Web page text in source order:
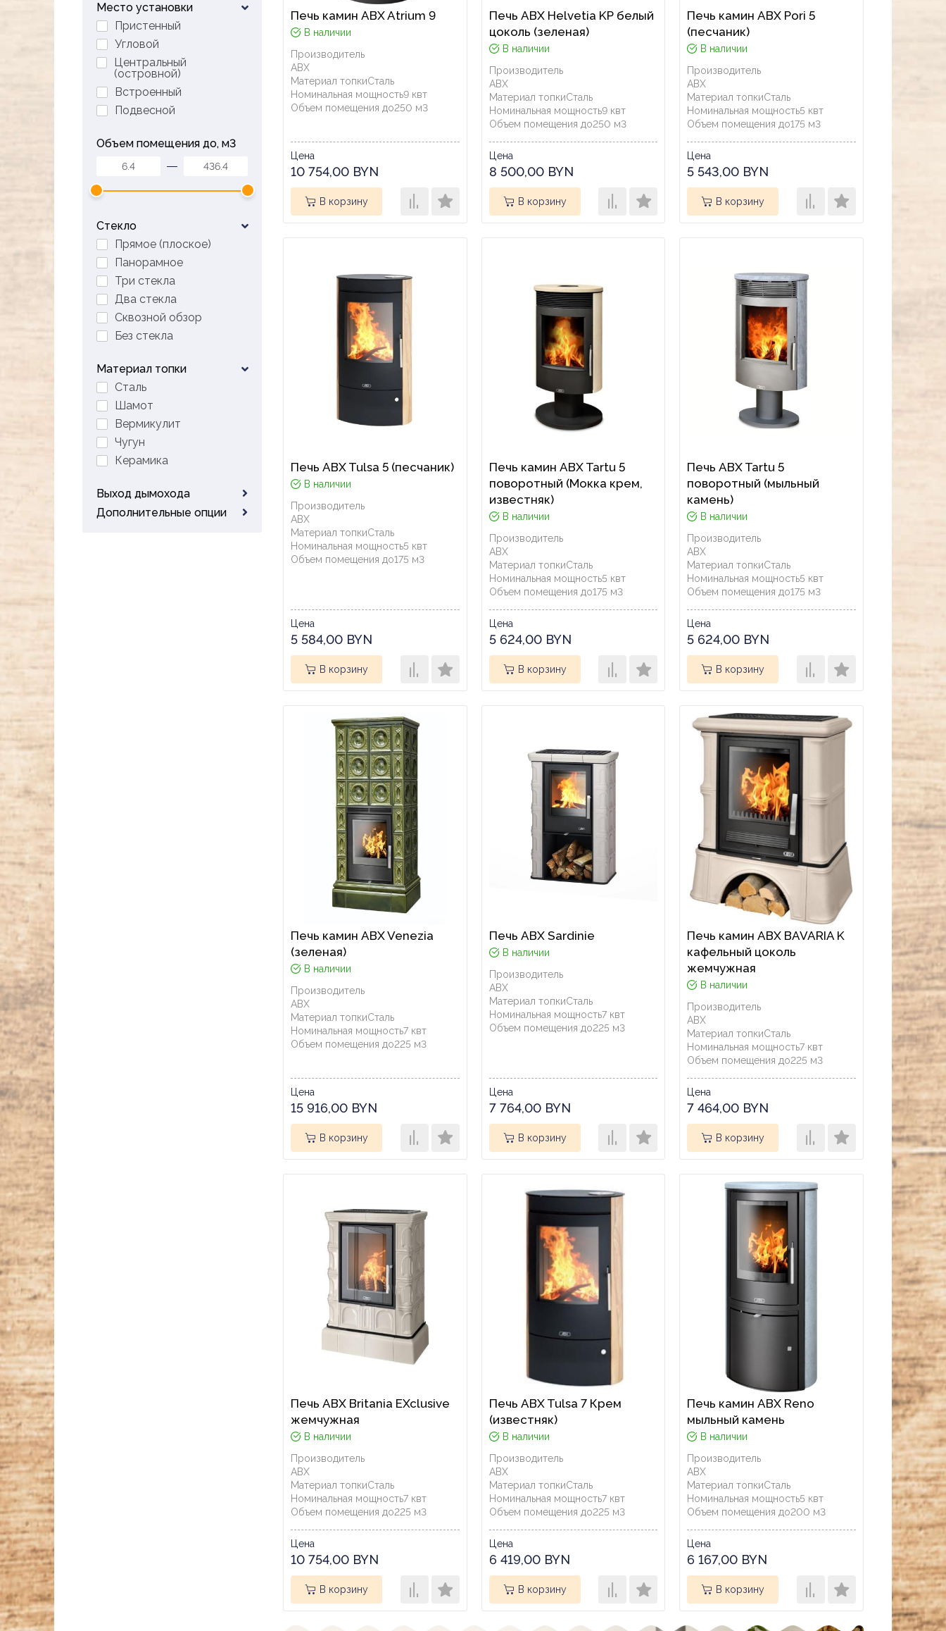
Место установки
Пристенный
Угловой
Центральный
(островной)
Встроенный
Подвесной
Объем помещения до, м3
6.4 436.4
Стекло
Прямое (плоское)
Панорамное
Три стекла
Два стекла
Сквозной обзор
Без стекла
Материал топки
Сталь
Шамот
Вермикулит
Чугун
Керамика
Выход дымохода
Дополнительные опции
Печь камин ABX Atrium 9
В наличии
Производитель
ABX
Материал топкиСталь
Номинальная мощность9 квт
Объем помещения до250 м3
Цена
10 754,00 BYN
В корзину
Печь ABX Helvetia KP белый
цоколь (зеленая)
В наличии
Производитель
ABX
Материал топкиСталь
Номинальная мощность9 квт
Объем помещения до250 м3
Цена
8 500,00 BYN
В корзину
Печь камин ABX Pori 5
(песчаник)
В наличии
Производитель
ABX
Материал топкиСталь
Номинальная мощность5 квт
Объем помещения до175 м3
Цена
5 543,00 BYN
В корзину
Печь ABX Tulsa 5 (песчаник)
В наличии
Производитель
ABX
Материал топкиСталь
Номинальная мощность5 квт
Объем помещения до175 м3
Цена
5 584,00 BYN
В корзину
Печь камин ABX Tartu 5
поворотный (Мокка крем,
известняк)
В наличии
Производитель
ABX
Материал топкиСталь
Номинальная мощность5 квт
Объем помещения до175 м3
Цена
5 624,00 BYN
В корзину
Печь ABX Tartu 5
поворотный (мыльный
камень)
В наличии
Производитель
ABX
Материал топкиСталь
Номинальная мощность5 квт
Объем помещения до175 м3
Цена
5 624,00 BYN
В корзину
Печь камин ABX Venezia
(зеленая)
В наличии
Производитель
ABX
Материал топкиСталь
Номинальная мощность7 квт
Объем помещения до225 м3
Цена
15 916,00 BYN
В корзину
Печь ABX Sardinie
В наличии
Производитель
ABX
Материал топкиСталь
Номинальная мощность7 квт
Объем помещения до225 м3
Цена
7 764,00 BYN
В корзину
Печь камин ABX BAVARIA K
кафельный цоколь
жемчужная
В наличии
Производитель
ABX
Материал топкиСталь
Номинальная мощность7 квт
Объем помещения до225 м3
Цена
7 464,00 BYN
В корзину
Печь ABX Britania EXclusive
жемчужная
В наличии
Производитель
ABX
Материал топкиСталь
Номинальная мощность7 квт
Объем помещения до225 м3
Цена
10 754,00 BYN
В корзину
Печь ABX Tulsa 7 Крем
(известняк)
В наличии
Производитель
ABX
Материал топкиСталь
Номинальная мощность7 квт
Объем помещения до225 м3
Цена
6 419,00 BYN
В корзину
Печь камин ABX Reno
мыльный камень
В наличии
Производитель
ABX
Материал топкиСталь
Номинальная мощность5 квт
Объем помещения до200 м3
Цена
6 167,00 BYN
В корзину